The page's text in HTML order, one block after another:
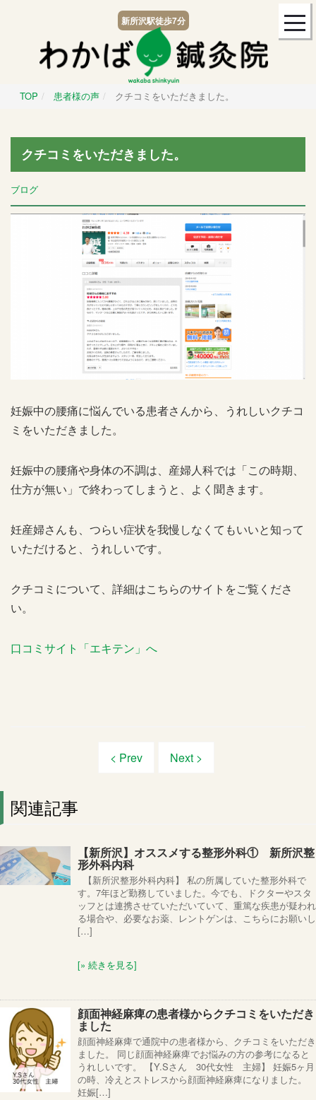
新所沢駅徒歩7分
TOP 患者様の声 クチコミをいただきました。
クチコミをいただきました。
ブログ
妊娠中の腰痛に悩んでいる患者さんから、うれしいクチコ
ミをいただきました。
妊娠中の腰痛や身体の不調は、産婦人科では「この時期、
仕方が無い」で終わってしまうと、よく聞きます。
妊産婦さんも、つらい症状を我慢しなくてもいいと知って
いただけると、うれしいです。
クチコミについて、詳細はこちらのサイトをご覧くださ
い。
口コミサイト「エキテン」へ
< Prev Next >
関連記事
【新所沢】オススメする整形外科① 新所沢整
形外科内科
【新所沢整形外科内科】 私の所属していた整形外科で
す。7年ほど勤務していました。今でも、ドクターやスタ
ッフとは連携させていただいていて、重篤な疾患が疑われ
る場合や、必要なお薬、レントゲンは、こちらにお願いし
[…]
[» 続きを見る]
顔面神経麻痺の患者様からクチコミをいただき
ました
顔面神経麻痺で通院中の患者様から、クチコミをいただき
ました。 同じ顔面神経麻痺でお悩みの方の参考になると
うれしいです。 【Y.Sさん 30代女性 主婦】 妊娠5ヶ月
の時、冷えとストレスから顔面神経麻痺になりました。
妊娠[…]